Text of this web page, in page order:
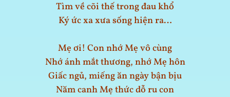
Tìm về cõi thế trong đau khổ
Ký ức xa xưa sống hiện ra…
Mẹ ơi! Con nhớ Mẹ vô cùng
Nhớ ánh mắt thương, nhớ Mẹ hôn
Giấc ngủ, miếng ăn ngày bận bịu
Năm canh Mẹ thức dỗ ru con